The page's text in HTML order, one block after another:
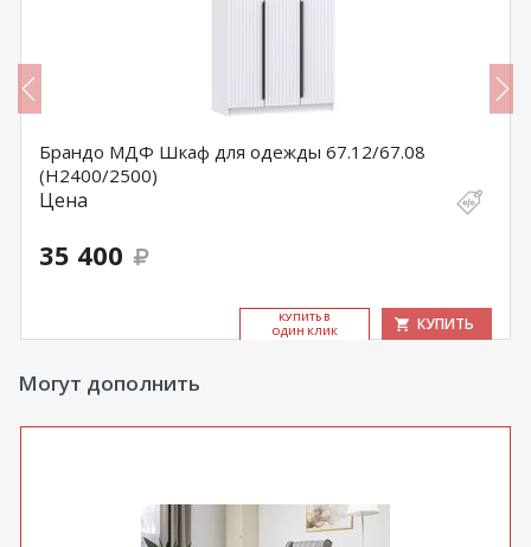
Брандо МДФ Шкаф для одежды 67.12/67.08
(Н2400/2500)
Цена
35 400
КУ­ПИТЬ В
ОДИН КЛИК
КУПИТЬ
Могут дополнить